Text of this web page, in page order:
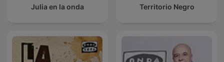
Julia en la onda Territorio Negro